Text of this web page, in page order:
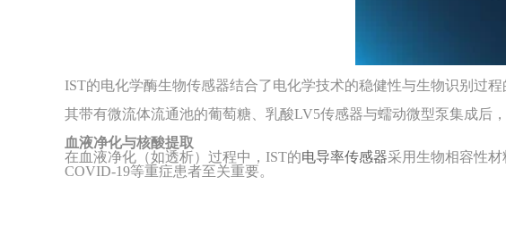
IST的电化学酶生物传感器结合了电化学技术的稳健性与生物识别过
其带有微流体流通池的葡萄糖、乳酸LV5传感器与蠕动微型泵集成后
血液净化与核酸提取
在血液净化（如透析）过程中， IST的电导率传感器采用生物相容性
COVID-19等重症患者至关重要。